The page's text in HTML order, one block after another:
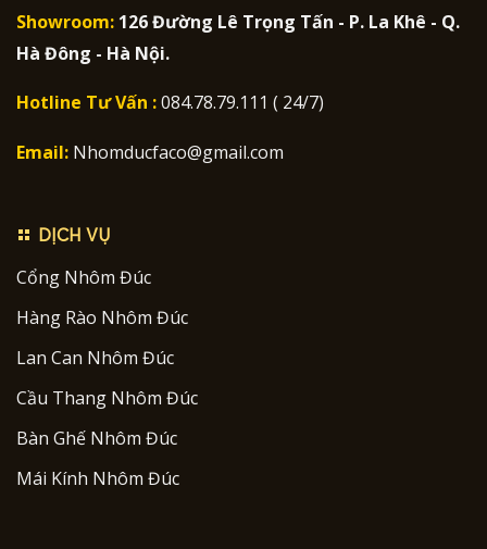
Showroom: 126 Đường Lê Trọng Tấn - P. La Khê - Q.
Hà Đông - Hà Nội.
Hotline Tư Vấn :084.78.79.111 ( 24/7)
Email: Nhomducfaco@gmail.com
DỊCH VỤ
Cổng Nhôm Đúc
Hàng Rào Nhôm Đúc
Lan Can Nhôm Đúc
Cầu Thang Nhôm Đúc
Bàn Ghế Nhôm Đúc
Mái Kính Nhôm Đúc